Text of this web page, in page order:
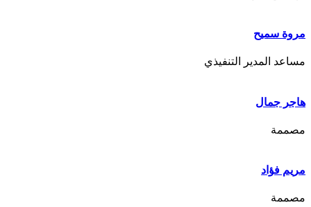
مروة سميح
مساعد المدير التنفيذي
هاجر جمال
مصممة
مريم فؤاد
مصممة